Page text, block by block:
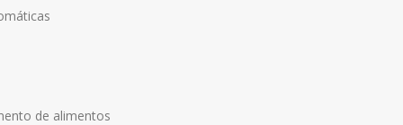
de alimentos